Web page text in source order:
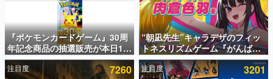
電ファミのいま読まれている記事ランキング
アプリセール情報
インタビュー
『ポケモンカードゲーム』30周
年記念商品の抽選販売が本日12
時より開始。拡張パック「30th
CELEBRATION」のボックス
“朝凪先生”キャラデザのフィッ
トネスリズムゲーム『がんば
れ！チアリズム』Steamストア
ページが公開。キャラクターの
注目度 7260 注目度 3201